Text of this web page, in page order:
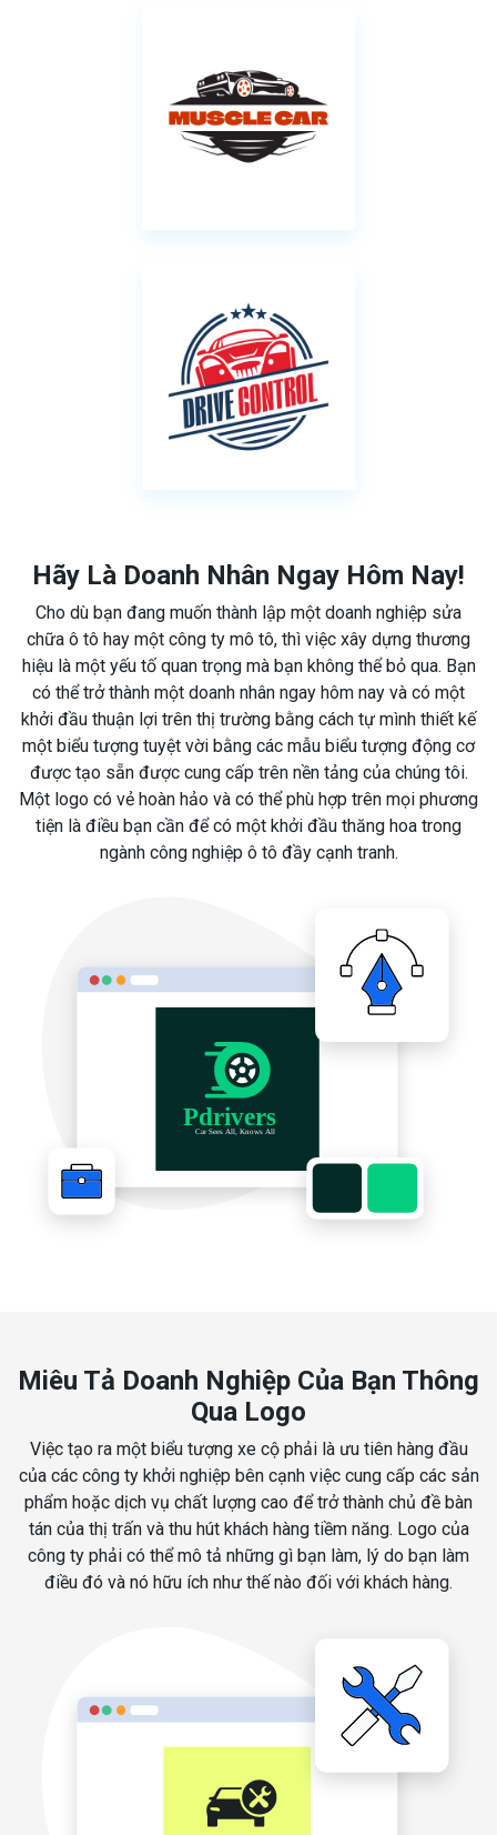
Hãy Là Doanh Nhân Ngay Hôm Nay!
Cho dù bạn đang muốn thành lập một doanh nghiệp sửa
chữa ô tô hay một công ty mô tô, thì việc xây dựng thương
hiệu là một yếu tố quan trọng mà bạn không thể bỏ qua. Bạn
có thể trở thành một doanh nhân ngay hôm nay và có một
khởi đầu thuận lợi trên thị trường bằng cách tự mình thiết kế
một biểu tượng tuyệt vời bằng các mẫu biểu tượng động cơ
được tạo sẵn được cung cấp trên nền tảng của chúng tôi.
Một logo có vẻ hoàn hảo và có thể phù hợp trên mọi phương
tiện là điều bạn cần để có một khởi đầu thăng hoa trong
ngành công nghiệp ô tô đầy cạnh tranh.
Miêu Tả Doanh Nghiệp Của Bạn Thông
Qua Logo
Việc tạo ra một biểu tượng xe cộ phải là ưu tiên hàng đầu
của các công ty khởi nghiệp bên cạnh việc cung cấp các sản
phẩm hoặc dịch vụ chất lượng cao để trở thành chủ đề bàn
tán của thị trấn và thu hút khách hàng tiềm năng. Logo của
công ty phải có thể mô tả những gì bạn làm, lý do bạn làm
điều đó và nó hữu ích như thế nào đối với khách hàng.